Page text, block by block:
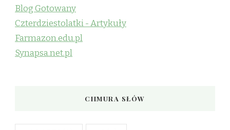
Blog Gotowany
Czterdziestolatki - Artykuły
Farmazon.edu.pl
Synapsa.net.pl
CHMURA SŁÓW